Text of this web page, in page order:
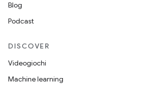
Blog
Podcast
DISCOVER
Videogiochi
Machine learning